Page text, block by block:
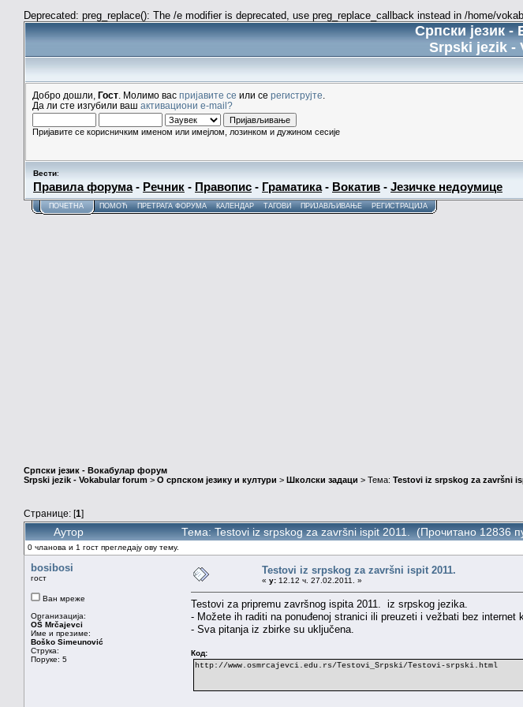
Deprecated: preg_replace(): The /e modifier is deprecated, use preg_replace_callback instead in /home/
Српски језик
Srpski jezik -
Добро дошли, Гост . Молимо вас пријавите се или се региструјте
Да ли сте изгубили ваш активациони e-mail?
Пријавите се корисничким именом или имејлом, лозинком и дужином сесије
Вести:
Правила форума- Речник - Правопис - Граматика- Вокатив - Језичке недоумице
ПОЧЕТНА ПОМОЋ ПРЕТРАГА ФОРУМА КАЛЕНДАР ТАГОВИ ПРИЈАВЉИВАЊЕ РЕГИСТРАЦИЈА
Српски језик - Вокабулар форум
Srpski jezik - Vokabular forum > О српском језику и култури > Школски задаци > Тема: Testovi iz srpskog za završni
Странице: [1]
Аутор Тема: Testovi iz srpskog za završni ispit 2011. (Прочитано 12836
0 чланова и 1 гост прегледају ову тему.
bosibosi
гост
Ван мреже
Организација:
OŠ Mrčajevci
Име и презиме:
Boško Simeunović
Струка:
Поруке: 5
Testovi iz srpskog za završni ispit 2011.
« у: 12.12 ч. 27.02.2011. »
Testovi za pripremu završnog ispita 2011. iz srpskog jezika.
- Možete ih raditi na ponuđenoj stranici ili preuzeti i vežbati bez internet
- Sva pitanja iz zbirke su uključena.
Код:
http://www.osmrcajevci.edu.rs/Testovi_Srpski/Testovi-srpski.html